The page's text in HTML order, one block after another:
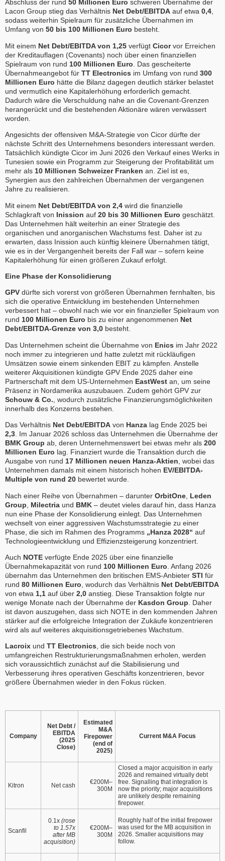
Abschluss der rund 50 Millionen Euro schweren Übernahme der
Lacon Group stieg das Verhältnis Net Debt/EBITDA auf etwa 0,4,
sodass weiterhin Spielraum für zusätzliche Übernahmen im
Umfang von 50 bis 100 Millionen Euro besteht.
Mit einem Net Debt/EBITDA von 1,25 verfügt Cicorvor Erreichen
der Kreditauflagen (Covenants) noch über einen finanziellen
Spielraum von rund 100 Millionen Euro . Das gescheiterte
Übernahmeangebot für TT Electronics im Umfang von rund 300
Millionen Euro hätte die Bilanz dagegen deutlich stärker belastet
und vermutlich eine Kapitalerhöhung erforderlich gemacht.
Dadurch wäre die Verschuldung nahe an die Covenant-Grenzen
herangerückt und die bestehenden Aktionäre wären verwässert
worden.
Angesichts der offensiven M&A-Strategie von Cicor dürfte der
nächste Schritt des Unternehmens besonders interessant werden.
Tatsächlich kündigte Cicor im Juni 2026 den Verkauf eines Werks in
Tunesien sowie ein Programm zur Steigerung der Profitabilität um
mehr als 10 Millionen Schweizer Franken an. Ziel ist es,
Synergien aus den zahlreichen Übernahmen der vergangenen
Jahre zu realisieren.
Mit einem Net Debt/EBITDA von 2,4 wird die finanzielle
Schlagkraft von Inission auf 20 bis 30 Millionen Euro geschätzt.
Das Unternehmen hält weiterhin an einer Strategie des
organischen und anorganischen Wachstums fest. Daher ist zu
erwarten, dass Inission auch künftig kleinere Übernahmen tätigt,
wie es in der Vergangenheit bereits der Fall war – sofern keine
Kapitalerhöhung für einen größeren Zukauf erfolgt.
Eine Phase der Konsolidierung
GPV dürfte sich vorerst von größeren Übernahmen fernhalten, bis
sich die operative Entwicklung im bestehenden Unternehmen
verbessert hat – obwohl nach wie vor ein finanzieller Spielraum von
rund 100 Millionen Euro bis zu einer angenommenen Net
Debt/EBITDA-Grenze von 3,0 besteht.
Das Unternehmen scheint die Übernahme von Enics im Jahr 2022
noch immer zu integrieren und hatte zuletzt mit rückläufigen
Umsätzen sowie einem sinkenden EBIT zu kämpfen. Anstelle
weiterer Akquisitionen kündigte GPV Ende 2025 daher eine
Partnerschaft mit dem US-Unternehmen EastWest an, um seine
Präsenz in Nordamerika auszubauen. Zudem gehört GPV zur
Schouw & Co. , wodurch zusätzliche Finanzierungsmöglichkeiten
innerhalb des Konzerns bestehen.
Das Verhältnis Net Debt/EBITDA von Hanza lag Ende 2025 bei
2,3 . Im Januar 2026 schloss das Unternehmen die Übernahme der
BMK Group ab, deren Unternehmenswert bei etwas mehr als 200
Millionen Euro lag. Finanziert wurde die Transaktion durch die
Ausgabe von rund 17 Millionen neuen Hanza-Aktien , wobei das
Unternehmen damals mit einem historisch hohen EV/EBITDA-
Multiple von rund 20 bewertet wurde.
Nach einer Reihe von Übernahmen – darunter OrbitOne Leden
Group
Milectria und BMK – deutet vieles darauf hin, dass Hanza
nun eine Phase der Konsolidierung einlegt. Das Unternehmen
wechselt von einer aggressiven Wachstumsstrategie zu einer
Phase, die sich im Rahmen des Programms „Hanza 2028“ auf
Technologieentwicklung und Effizienzsteigerung konzentriert.
Auch NOTE verfügte Ende 2025 über eine finanzielle
Übernahmekapazität von rund 100 Millionen Euro . Anfang 2026
übernahm das Unternehmen den britischen EMS-Anbieter STI für
rund 80 Millionen Euro , wodurch das Verhältnis Net Debt/EBITDA
von etwa 1,1 auf über 2,0 anstieg. Diese Transaktion folgte nur
wenige Monate nach der Übernahme der Kasdon Group . Daher
ist davon auszugehen, dass sich NOTE in den kommenden Jahren
stärker auf die erfolgreiche Integration der Zukäufe konzentrieren
wird als auf weiteres akquisitionsgetriebenes Wachstum.
Lacroix und TT Electronics, die sich beide noch von
umfangreichen Restrukturierungsmaßnahmen erholen, werden
sich voraussichtlich zunächst auf die Stabilisierung und
Verbesserung ihres operativen Geschäfts konzentrieren, bevor
größere Übernahmen wieder in den Fokus rücken.
Company
Net Debt /
EBITDA
(2025
Close)
Estimated
M&A
Firepower
(end of
2025)
Current M&A Focus
Kitron Net cash
€200M–
300M
Closed a major acquisition in early
2026 and remained virtually debt
free. Signalling that integration is
now the priority; major acquisitions
are unlikely despite remaining
firepower.
Scanfil
0.1x(rose
to 1.57x
after MB
acquisition)
€200M–
300M
Roughly half of the initial firepower
was used for the MB acquisition in
2026. Smaller acquisitions may
follow.